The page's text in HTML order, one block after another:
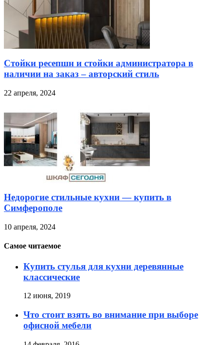
Стойки ресепшн и стойки администратора в
наличии на заказ – авторский стиль
22 апреля, 2024
Недорогие стильные кухни — купить в
Симферополе
10 апреля, 2024
Самое читаемое
Купить стулья для кухни деревянные
классические
12 июня, 2019
Что стоит взять во внимание при выборе
офисной мебели